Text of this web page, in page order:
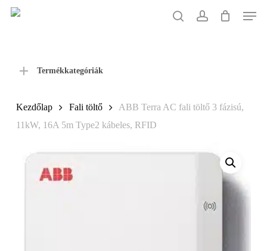
Skip
Menu
Termékkategóriák
Kezdőlap Fali töltő
ABB Terra AC fali töltő 3 fázisú,
11kW, 16A 5m Type2 kábeles, RFID